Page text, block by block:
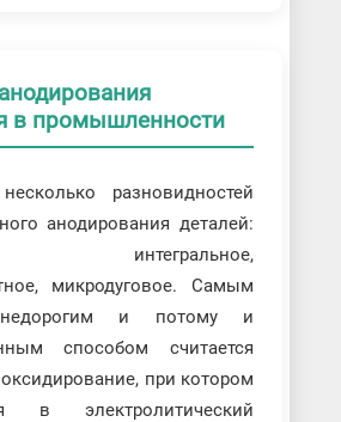
в промышленности
разновидностей
анодирования деталей:
интегральное,
микродуговое. Самым
и потому и
способом считается
при котором
в электролитический